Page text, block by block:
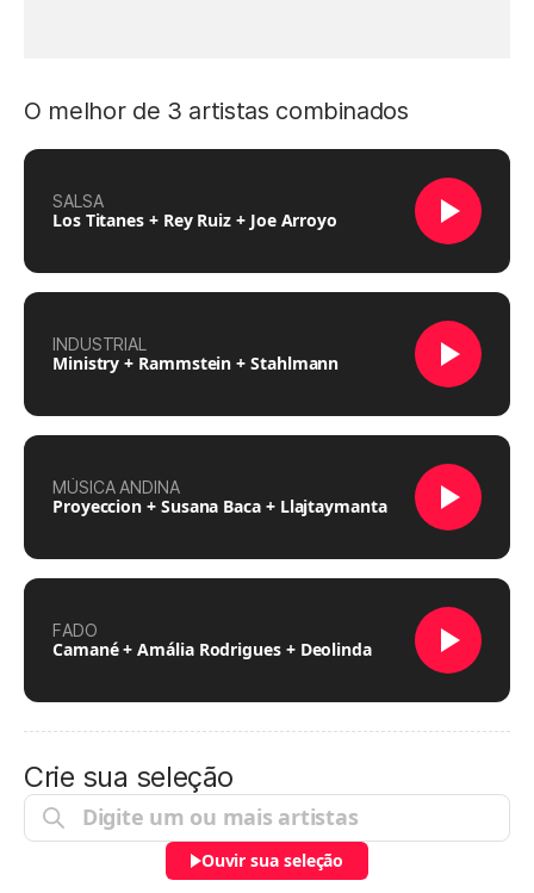
O melhor de 3 artistas combinados
SALSA
Los Titanes + Rey Ruiz + Joe Arroyo
INDUSTRIAL
Ministry + Rammstein + Stahlmann
MÚSICA ANDINA
Proyeccion + Susana Baca + Llajtaymanta
FADO
Camané + Amália Rodrigues + Deolinda
Crie sua seleção
Ouvir sua seleção